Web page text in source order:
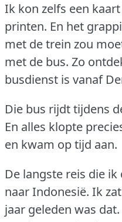
Ik kon zelfs een
printen. En het
met de trein zou
met de bus. Zo
busdienst is vanaf
Die bus rijdt tijdens
En alles klopte
en kwam op tijd aan.
De langste reis die
naar Indonesiё. Ik
jaar geleden was dat.